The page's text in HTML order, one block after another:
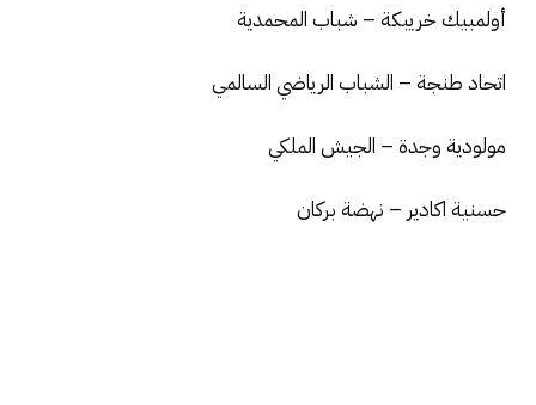
أولمبيك خريبكة – شباب المحمدية
اتحاد طنجة – الشباب الرياضي السالمي
مولودية وجدة – الجيش الملكي
حسنية اكادير – نهضة بركان